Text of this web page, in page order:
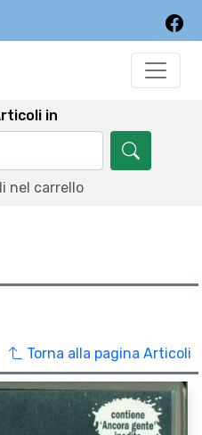
in
nel carrello
Torna alla pagina Articoli